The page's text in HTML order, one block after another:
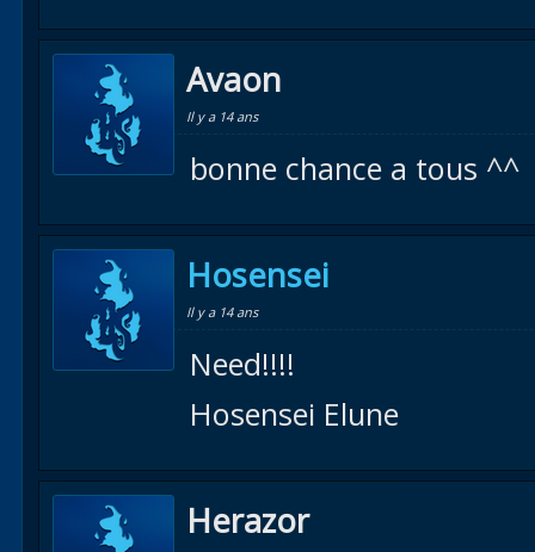
Avaon
Il y a 14 ans
bonne chance a tous ^^
Hosensei
Il y a 14 ans
Need!!!!
Hosensei Elune
Herazor